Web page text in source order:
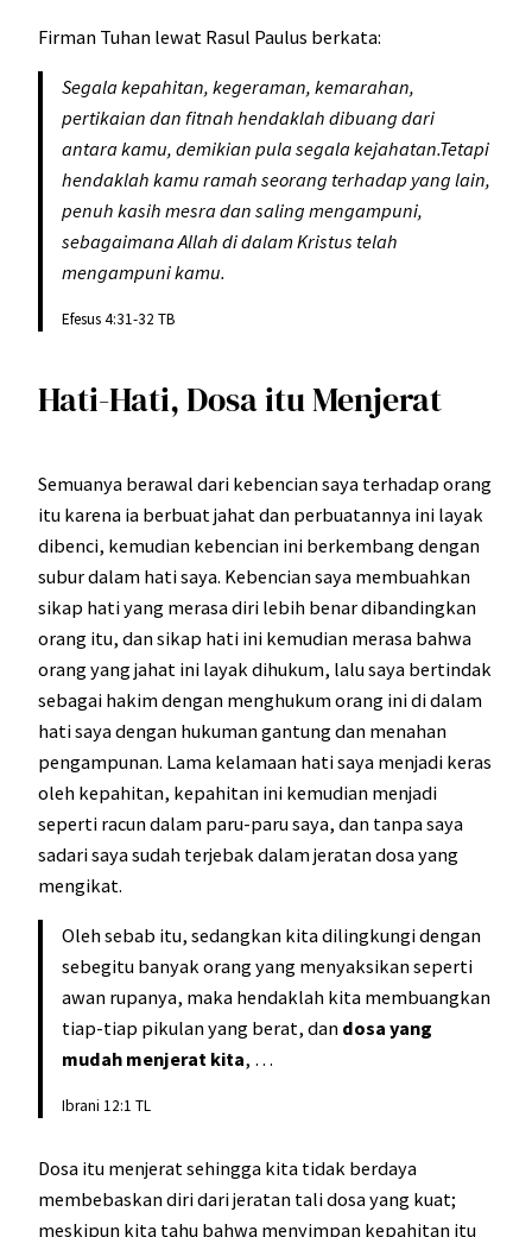
Firman Tuhan lewat Rasul Paulus berkata:
Segala kepahitan, kegeraman, kemarahan,
pertikaian dan fitnah hendaklah dibuang dari
antara kamu, demikian pula segala kejahatan.Tetapi
hendaklah kamu ramah seorang terhadap yang lain,
penuh kasih mesra dan saling mengampuni,
sebagaimana Allah di dalam Kristus telah
mengampuni kamu.
Efesus 4:31-32 TB
Hati-Hati, Dosa itu Menjerat
Semuanya berawal dari kebencian saya terhadap orang
itu karena ia berbuat jahat dan perbuatannya ini layak
dibenci, kemudian kebencian ini berkembang dengan
subur dalam hati saya. Kebencian saya membuahkan
sikap hati yang merasa diri lebih benar dibandingkan
orang itu, dan sikap hati ini kemudian merasa bahwa
orang yang jahat ini layak dihukum, lalu saya bertindak
sebagai hakim dengan menghukum orang ini di dalam
hati saya dengan hukuman gantung dan menahan
pengampunan. Lama kelamaan hati saya menjadi keras
oleh kepahitan, kepahitan ini kemudian menjadi
seperti racun dalam paru-paru saya, dan tanpa saya
sadari saya sudah terjebak dalam jeratan dosa yang
mengikat.
Oleh sebab itu, sedangkan kita dilingkungi dengan
sebegitu banyak orang yang menyaksikan seperti
awan rupanya, maka hendaklah kita membuangkan
tiap-tiap pikulan yang berat, dan dosa yang
mudah menjerat kita, …
Ibrani 12:1 TL
Dosa itu menjerat sehingga kita tidak berdaya
membebaskan diri dari jeratan tali dosa yang kuat;
meskipun kita tahu bahwa menyimpan kepahitan itu